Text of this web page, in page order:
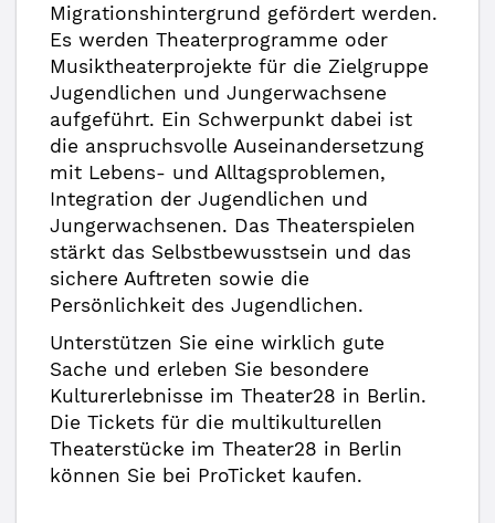
Migrationshintergrund gefördert werden.
Es werden Theaterprogramme oder
Musiktheaterprojekte für die Zielgruppe
Jugendlichen und Jungerwachsene
aufgeführt. Ein Schwerpunkt dabei ist
die anspruchsvolle Auseinandersetzung
mit Lebens- und Alltagsproblemen,
Integration der Jugendlichen und
Jungerwachsenen. Das Theaterspielen
stärkt das Selbstbewusstsein und das
sichere Auftreten sowie die
Persönlichkeit des Jugendlichen.
Unterstützen Sie eine wirklich gute
Sache und erleben Sie besondere
Kulturerlebnisse im Theater28 in Berlin.
Die Tickets für die multikulturellen
Theaterstücke im Theater28 in Berlin
können Sie bei ProTicket kaufen.